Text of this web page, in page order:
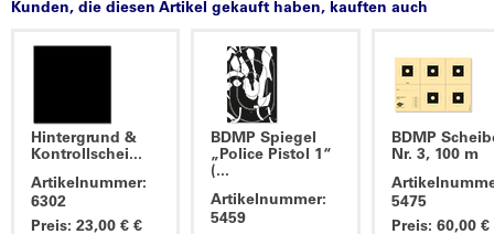
Kunden, die diesen Artikel gekauft haben, kauften auch
Hintergrund &
Kontrollschei...
Artikelnummer:
6302
Preis: 23,00 € €
BDMP Spiegel
„Police Pistol 1“
(...
Artikelnummer:
5459
BDMP
Nr. 3, 100 m
5475
Preis: 60,00 €